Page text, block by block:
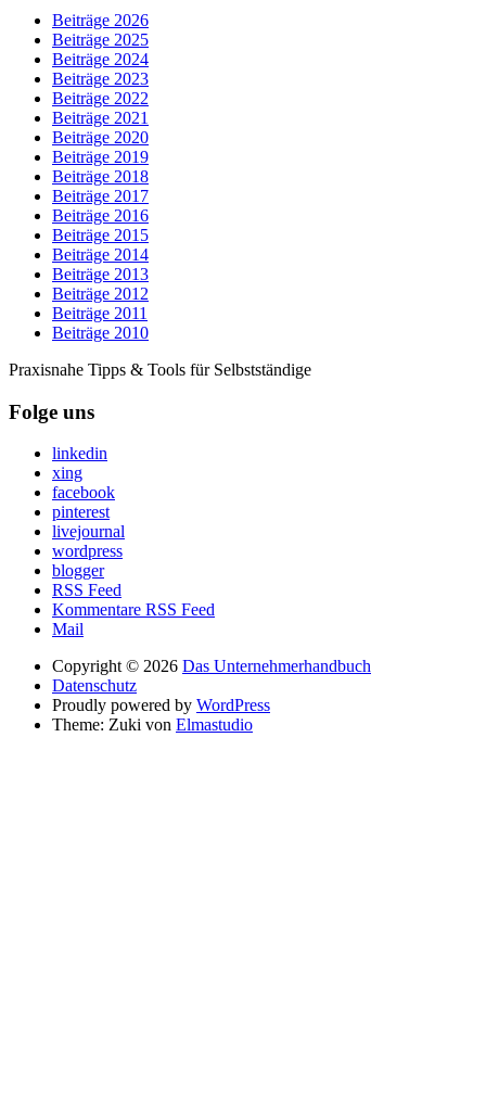
Beiträge 2026
Beiträge 2025
Beiträge 2024
Beiträge 2023
Beiträge 2022
Beiträge 2021
Beiträge 2020
Beiträge 2019
Beiträge 2018
Beiträge 2017
Beiträge 2016
Beiträge 2015
Beiträge 2014
Beiträge 2013
Beiträge 2012
Beiträge 2011
Beiträge 2010
Praxisnahe Tipps & Tools für Selbstständige
Folge uns
linkedin
xing
facebook
pinterest
livejournal
wordpress
blogger
RSS Feed
Kommentare RSS Feed
Mail
Copyright © 2026 Das Unternehmerhandbuch
Datenschutz
Proudly powered by WordPress
Theme: Zuki von Elmastudio